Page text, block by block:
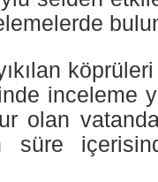
inceleme
olan